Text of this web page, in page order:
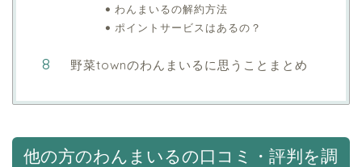
わんまいるの解約方法
ポイントサービスはあるの？
野菜townのわんまいるに思うことまとめ
他の方のわんまいるの口コミ・評判を調